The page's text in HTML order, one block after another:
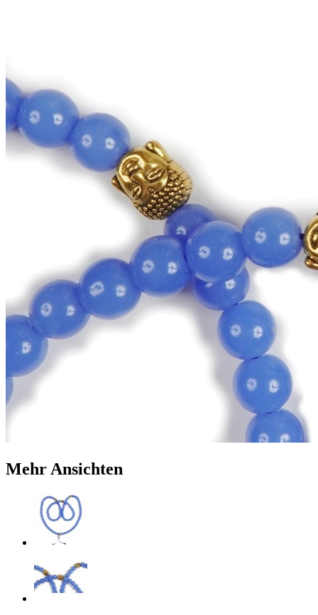
Mehr Ansichten